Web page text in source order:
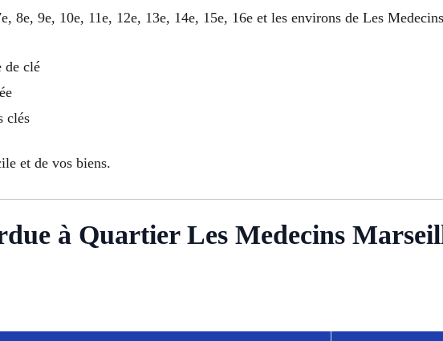
8e, 9e, 10e, 11e, 12e, 13e, 14e, 15e, 16e et les environs de Les
de clé
clés
et de vos biens.
à Quartier Les Medecins